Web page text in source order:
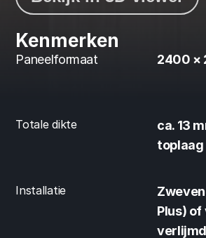
Kenmerken
Paneelformaat 2400 ×
Totale dikte
ca. 13
toplaag
Installatie
Plus)
verlijmd